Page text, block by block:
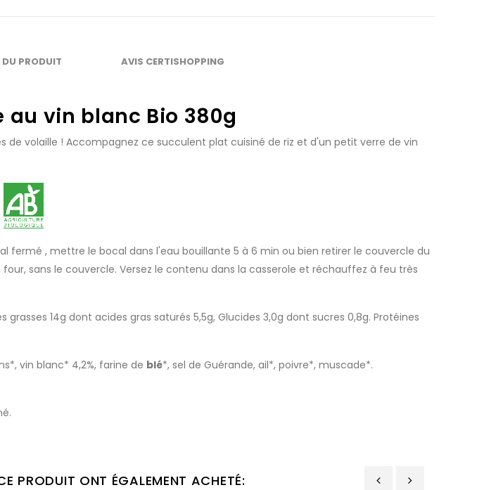
PRODUIT AVIS CERTISHOPPING
vin blanc Bio 380g
volaille ! Accompagnez ce succulent plat cuisiné de riz et d'un petit verre de vin
fermé , mettre le bocal dans l'eau bouillante 5 à 6 min ou bien retirer le couvercle du
sans le couvercle. Versez le contenu dans la casserole et réchauffez à feu très
grasses 14g dont acides gras saturés 5,5g, Glucides 3,0g dont sucres 0,8g. Protéines
vin blanc* 4,2%, farine de blé*, sel de Guérande, ail*, poivre*, muscade*.
PRODUIT ONT ÉGALEMENT ACHETÉ: